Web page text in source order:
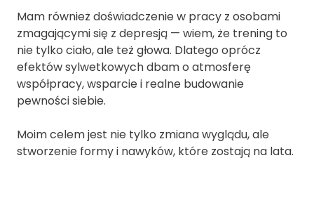
Mam również doświadczenie w pracy z osobami
zmagającymi się z depresją — wiem, że trening to
nie tylko ciało, ale też głowa. Dlatego oprócz
efektów sylwetkowych dbam o atmosferę
współpracy, wsparcie i realne budowanie
pewności siebie.
Moim celem jest nie tylko zmiana wyglądu, ale
stworzenie formy i nawyków, które zostają na lata.